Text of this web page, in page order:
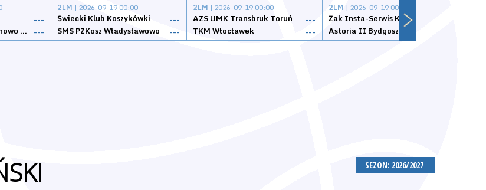
---
Tarnovia Basket Tarnowo Podgórne ---
2LM | 2026-09-19 00:00
Świecki Klub Koszykówki
---
SMS PZKosz Władysławowo
---
2LM | 2026-09-19 00:00
AZS UMK Transbruk Toruń
---
TKM Włocławek
---
2LM | 2026-09-19 00:00
Żak Insta-Serwis Koszalin
Astoria II Bydgoszcz
SEZON: 2026/2027